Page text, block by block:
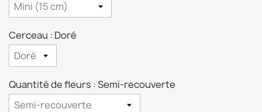
Cerceau : Doré
Quantité de fleurs : Semi-recouverte